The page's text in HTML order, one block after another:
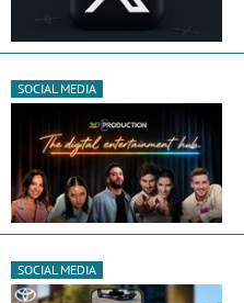
SOCIAL MEDIA
SOCIAL MEDIA